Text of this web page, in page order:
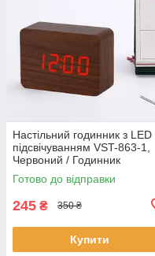
Настільний годинник з LED
підсвічуванням VST-863-1,
Червоний / Годинник
настільний електронний
Готово до відправки
245 ₴ 350 ₴
Купити